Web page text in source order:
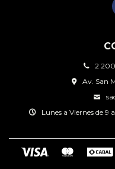
2
Av. San
Lunes a Viernes de 9